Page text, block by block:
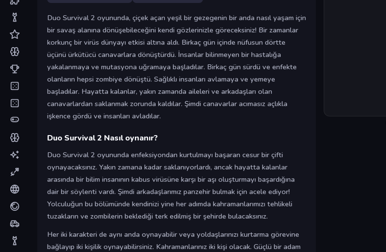
Duo Survival 2 oyununda, çiçek açan yeşil bir gezegenin bir anda nasıl yaşam için
bir savaş alanına dönüşebileceğini kendi gözlerinizle göreceksiniz! Bir zamanlar
korkunç bir virüs dünyayı etkisi altına aldı. Birkaç gün içinde nüfusun dörtte
üçünü ürkütücü canavarlara dönüştürdü. İnsanlar bilinmeyen bir hastalığa
yakalanmaya ve mutasyona uğramaya başladılar. Birkaç gün sürdü ve enfekte
olanların hepsi zombiye dönüştü. Sağlıklı insanları avlamaya ve yemeye
başladılar. Hayatta kalanlar, yakın zamanda aileleri ve arkadaşları olan
canavarlardan saklanmak zorunda kaldılar. Şimdi canavarlar acımasız açlıkla
işkence gördü ve insanları avladılar.
Duo Survival 2 Nasıl oynanır?
Duo Survival 2 oyununda enfeksiyondan kurtulmayı başaran cesur bir çifti
oynayacaksınız. Yakın zamana kadar saklanıyorlardı, ancak hayatta kalanlar
arasında bir bilim insanının kabus virüsüne karşı bir aşı oluşturmayı başardığına
dair bir söylenti vardı. Şimdi arkadaşlarımız panzehir bulmak için acele ediyor!
Yolculuğun bu bölümünde kendinizi yine her adımda kahramanlarımızı tehlikeli
tuzakların ve zombilerin beklediği terk edilmiş bir şehirde bulacaksınız.
Her iki karakteri de aynı anda oynayabilir veya yoldaşlarınızı kurtarma görevine
bağlayıp iki kişilik oynayabilirsiniz. Kahramanlarınız iki kişi olacak. Güçlü bir adam